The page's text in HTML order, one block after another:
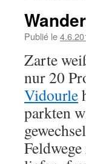
Publié le
Zarte
nur 20
Vidourle
parkten